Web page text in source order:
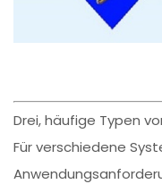
Drei, häufige Typen
Für verschiedene